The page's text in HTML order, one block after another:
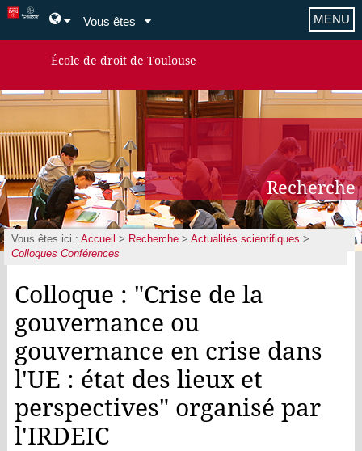
Vous êtes
École de droit de Toulouse
MENU
Recherche
Vous êtes ici :Accueil > Recherche >Actualités scientifiques >
Colloques Conférences
Colloque : "Crise de la
gouvernance ou
gouvernance en crise dans
l'UE : état des lieux et
perspectives" organisé par
l'IRDEIC